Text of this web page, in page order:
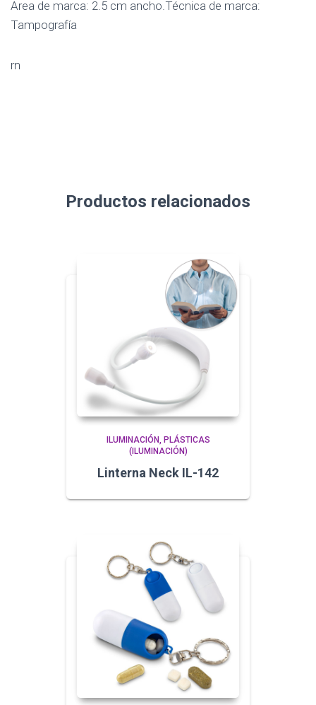
Area de marca: 2.5 cm ancho.Técnica de marca:
Tampografía
rn
Productos relacionados
ILUMINACIÓN
PLÁSTICAS
(ILUMINACIÓN)
Linterna Neck IL-142